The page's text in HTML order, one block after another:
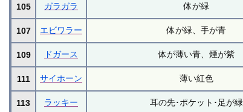
105 ガラガラ 体が緑
107 エビワラー 体が緑、手が青
109 ドガース 体が薄い青、煙が紫
111 サイホーン 薄い紅色
113 ラッキー 耳の先･ポケット･足が緑